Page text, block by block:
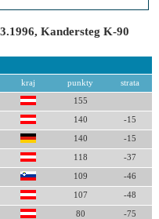
Kandersteg K-90
kraj punkty strata
155
140 -15
140 -15
118 -37
109 -46
107 -48
80 -75